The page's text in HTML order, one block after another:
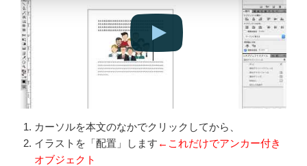
カーソルを本文のなかでクリックしてから、
イラストを「配置」します ←これだけでアンカー付き
オブジェクト